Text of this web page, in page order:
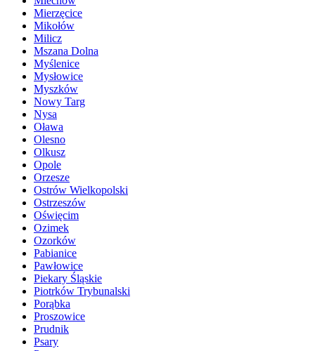
Mierzęcice
Mikołów
Milicz
Mszana Dolna
Myślenice
Mysłowice
Myszków
Nowy Targ
Nysa
Oława
Olesno
Olkusz
Opole
Orzesze
Ostrów Wielkopolski
Ostrzeszów
Oświęcim
Ozimek
Ozorków
Pabianice
Pawłowice
Piekary Śląskie
Piotrków Trybunalski
Porąbka
Proszowice
Prudnik
Psary